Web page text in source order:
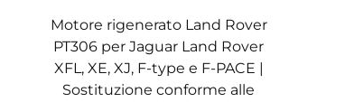
Motore rigenerato Land Rover
PT306 per Jaguar Land Rover
XFL, XE, XJ, F-type e F-PACE |
Sostituzione conforme alle